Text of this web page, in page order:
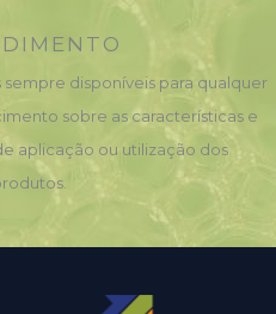
sempre disponíveis para qualquer
sobre as características e
aplicação ou utilização dos